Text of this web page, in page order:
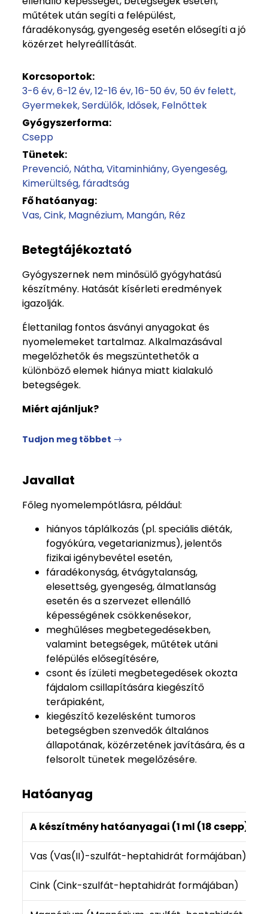
műtétek után segíti a felépülést,
fáradékonyság, gyengeség esetén elősegíti a jó
közérzet helyreállítását.
Korcsoportok:
3-6 év 6-12 év 12-16 év 16-50 év 50 év felett
Gyermekek Serdülők Idősek Felnőttek
Gyógyszerforma:
Csepp
Tünetek:
Prevenció Nátha Vitaminhiány Gyengeség
Kimerültség, fáradtság
Fő hatóanyag:
Vas Cink Magnézium Mangán Réz
Betegtájékoztató
Gyógyszernek nem minősülő gyógyhatású
készítmény. Hatását kísérleti eredmények
igazolják.
Élettanilag fontos ásványi anyagokat és
nyomelemeket tartalmaz. Alkalmazásával
megelőzhetők és megszüntethetők a
különböző elemek hiánya miatt kialakuló
betegségek.
Miért ajánljuk?
Tudjon meg többet
Javallat
Főleg nyomelempótlásra, például:
hiányos táplálkozás (pl. speciális diéták,
fogyókúra, vegetarianizmus), jelentős
fizikai igénybevétel esetén,
fáradékonyság, étvágytalanság,
elesettség, gyengeség, álmatlanság
esetén és a szervezet ellenálló
képességének csökkenésekor,
meghűléses megbetegedésekben,
valamint betegségek, műtétek utáni
felépülés elősegítésére,
csont és ízületi megbetegedések okozta
fájdalom csillapítására kiegészítő
terápiaként,
kiegészítő kezelésként tumoros
betegségben szenvedők általános
állapotának, közérzetének javítására, és a
felsorolt tünetek megelőzésére.
Hatóanyag
A készítmény hatóanyagai (1 ml (18 csepp)
Vas (Vas(II)-szulfát-heptahidrát formájában)
Cink (Cink-szulfát-heptahidrát formájában)